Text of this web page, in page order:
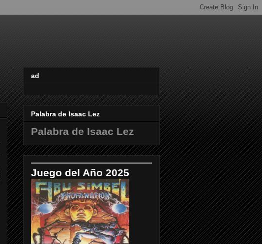
ad
Palabra de Isaac Lez
Palabra de Isaac Lez
Juego del Año 2025